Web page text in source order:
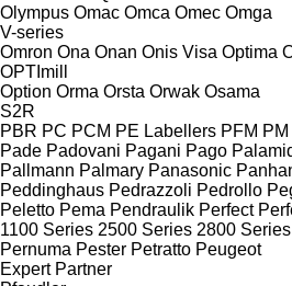
Olympus Omac Omca Omec Omga
V-series
Omron Ona Onan Onis Visa Optima
OPTImill
Option Orma Orsta Orwak Osama
S2R
PBR PC PCM PE Labellers PFM PM
Pade Padovani Pagani Pago
Pallmann Palmary Panasonic
Peddinghaus Pedrazzoli Pedrollo
Peletto Pema Pendraulik Perfect
1100 Series 2500 Series 2800 Series
Pernuma Pester Petratto Peugeot
Expert Partner